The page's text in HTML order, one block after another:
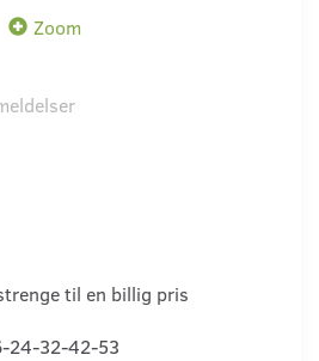
Zoom
til en billig pris
24-32-42-53